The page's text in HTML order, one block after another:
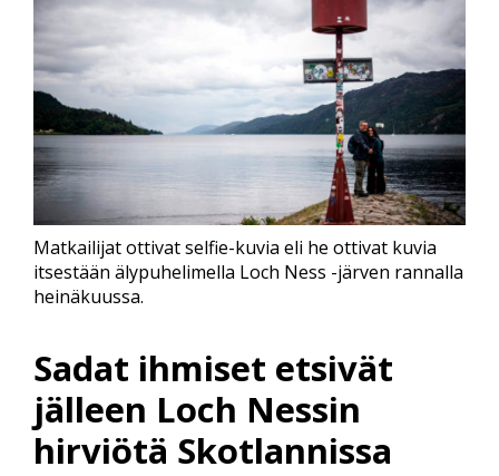
Sadat ihmiset etsivät
jälleen Loch Nessin
hirviötä Skotlannissa
Matkailijat ottivat selfie-kuvia eli he ottivat kuvia
itsestään älypuhelimella Loch Ness -järven rannalla
heinäkuussa.